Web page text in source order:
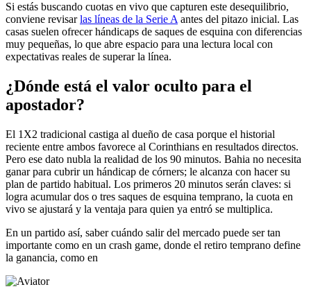
Si estás buscando cuotas en vivo que capturen este desequilibrio,
conviene revisarlas líneas de la Serie Aantes del pitazo inicial. Las
casas suelen ofrecer hándicaps de saques de esquina con diferencias
muy pequeñas, lo que abre espacio para una lectura local con
expectativas reales de superar la línea.
¿Dónde está el valor oculto para el
apostador?
El 1X2 tradicional castiga al dueño de casa porque el historial
reciente entre ambos favorece al Corinthians en resultados directos.
Pero ese dato nubla la realidad de los 90 minutos. Bahia no necesita
ganar para cubrir un hándicap de córners; le alcanza con hacer su
plan de partido habitual. Los primeros 20 minutos serán claves: si
logra acumular dos o tres saques de esquina temprano, la cuota en
vivo se ajustará y la ventaja para quien ya entró se multiplica.
En un partido así, saber cuándo salir del mercado puede ser tan
importante como en un crash game, donde el retiro temprano define
la ganancia, como en